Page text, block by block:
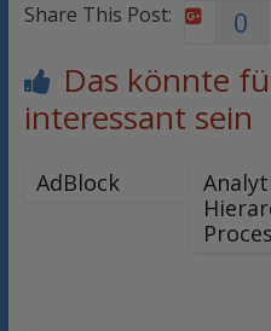
Share This Post: 0
Das könnte
interessant sein
AdBlock